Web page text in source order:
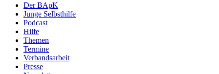
Der BApK
Junge Selbsthilfe
Podcast
Hilfe
Themen
Termine
Verbandsarbeit
Presse